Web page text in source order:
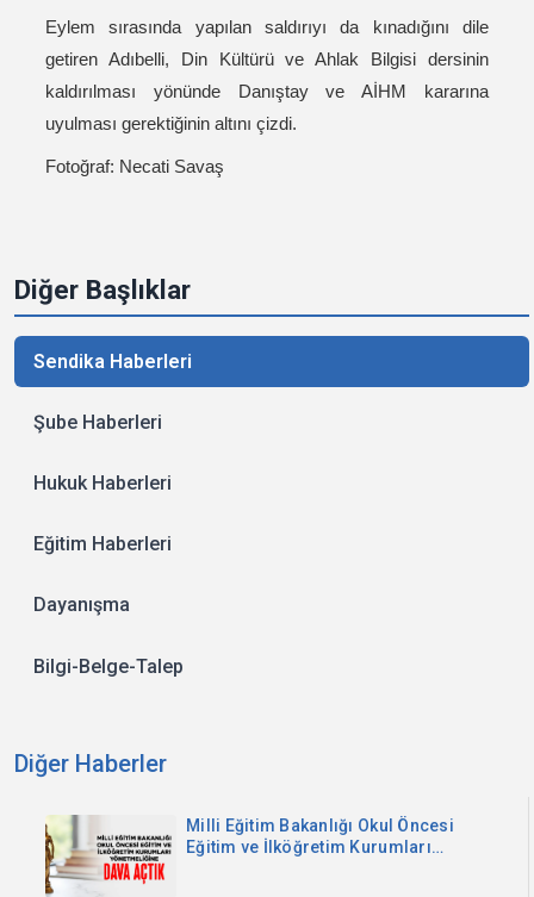
Diğer Başlıklar
Sendika Haberleri
Şube Haberleri
Hukuk Haberleri
Eğitim Haberleri
Dayanışma
Bilgi-Belge-Talep
Diğer Haberler
Milli Eğitim Bakanlığı Okul Öncesi
Eğitim ve İlköğretim Kurumları
Eylem sırasında yapılan saldırıyı da kınadığını dile
getiren Adıbelli, Din Kültürü ve Ahlak Bilgisi dersinin
kaldırılması yönünde Danıştay ve AİHM kararına
uyulması gerektiğinin altını çizdi.
Fotoğraf: Necati Savaş